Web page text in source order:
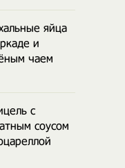
яйца
и
чаем
с
соусом